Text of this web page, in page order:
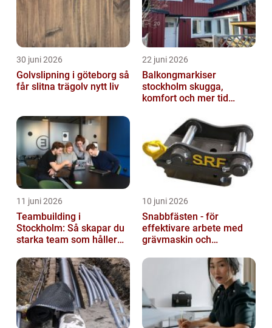
30 juni 2026
Golvslipning i göteborg så
får slitna trägolv nytt liv
22 juni 2026
Balkongmarkiser
stockholm skugga,
komfort och mer tid
11 juni 2026
Teambuilding i
Stockholm: Så skapar du
starka team som håller
10 juni 2026
Snabbfästen - för
effektivare arbete med
grävmaskin och